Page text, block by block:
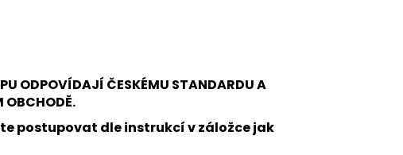
ODPOVÍDAJÍ ČESKÉMU STANDARDU A
OBCHODĚ.
postupovat dle instrukcí v záložce jak